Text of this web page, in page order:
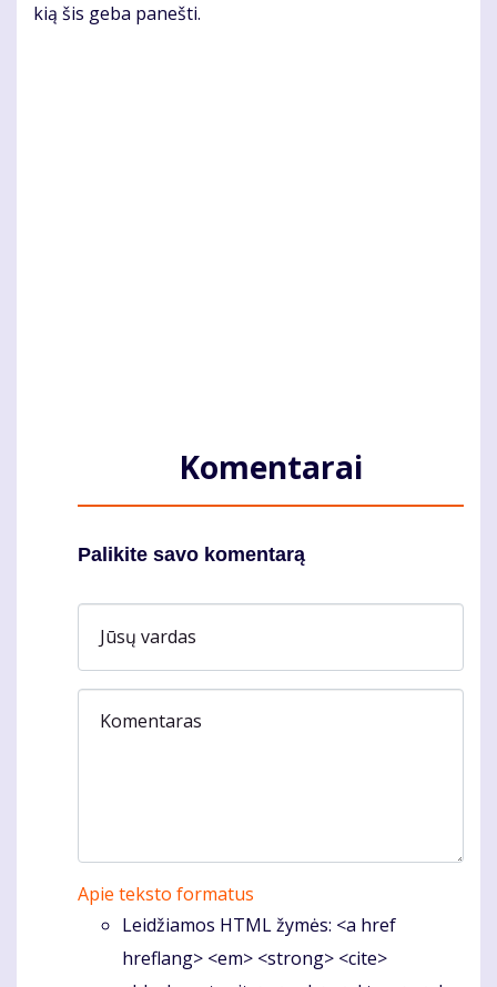
kią šis ge­ba pa­neš­ti.
Komentarai
Palikite savo komentarą
Jūsų vardas
Komentaras
Apie teksto formatus
Leidžiamos HTML žymės: <a href
hreflang> <em> <strong> <cite>